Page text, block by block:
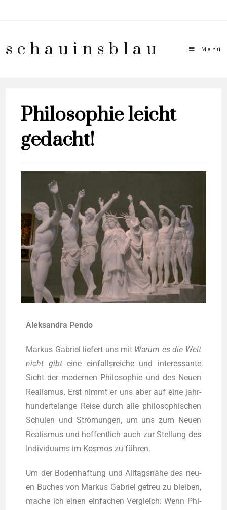
schauinsblau Menü
Philosophie leicht
gedacht!
Alek­san­dra Pendo
Mar­kus Gabri­el lie­fert uns mit War­um es die Welt
nicht gibteine ein­falls­rei­che und inter­es­san­te
Sicht der moder­nen Phi­lo­so­phie und des Neu­en
Rea­lis­mus. Erst nimmt er uns aber auf eine jahr­
hun­der­te­lan­ge Rei­se durch alle phi­lo­so­phi­schen
Schu­len und Strö­mun­gen, um uns zum Neu­en
Rea­lis­mus und hof­fent­lich auch zur Stel­lung des
Indi­vi­du­ums im Kos­mos zu führen.
Um der Boden­haf­tung und All­tags­nä­he des neu­
en Buches von Mar­kus Gabri­el getreu zu blei­ben,
mache ich einen ein­fa­chen Ver­gleich: Wenn Phi­